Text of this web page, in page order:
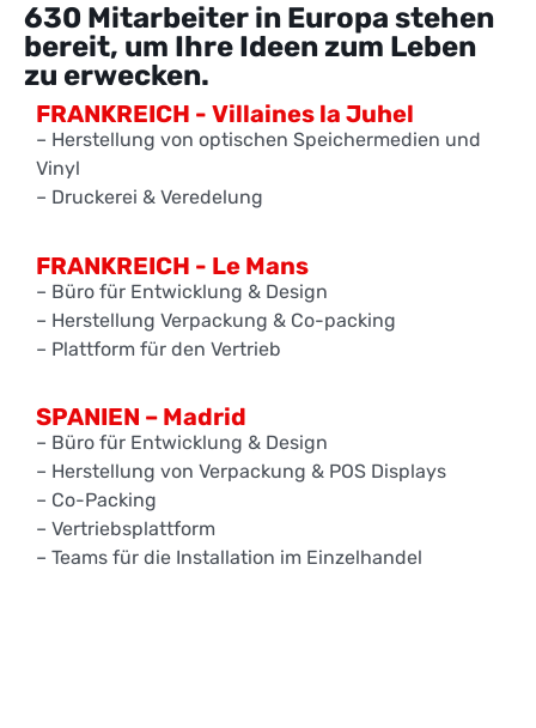
630 Mitarbeiter in Europa stehen
bereit, um Ihre Ideen zum Leben
zu erwecken.
FRANKREICH - Villaines la Juhel
– Herstellung von optischen Speichermedien und
Vinyl
– Druckerei & Veredelung
FRANKREICH - Le Mans
– Büro für Entwicklung & Design
– Herstellung Verpackung & Co-packing
– Plattform für den Vertrieb
SPANIEN – Madrid
– Büro für Entwicklung & Design
– Herstellung von Verpackung & POS Displays
– Co-Packing
– Vertriebsplattform
– Teams für die Installation im Einzelhandel